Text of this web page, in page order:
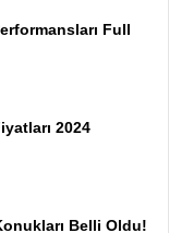
Full
2024
Belli Oldu!